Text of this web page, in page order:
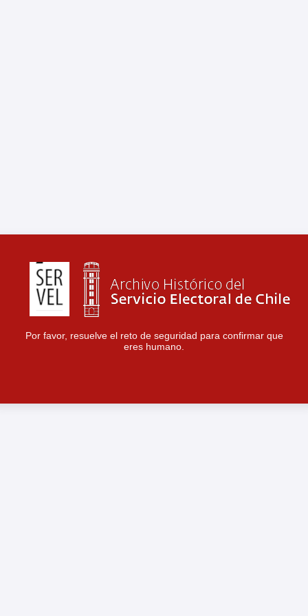
Por favor, resuelve el reto de seguridad para confirmar que
eres humano.